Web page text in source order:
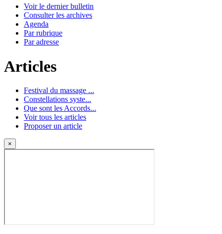
Voir le dernier bulletin
Consulter les archives
Agenda
Par rubrique
Par adresse
Articles
Festival du massage ...
Constellations syste...
Que sont les Accords...
Voir tous les articles
Proposer un article
×